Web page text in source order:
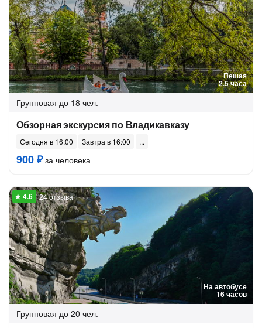
Пешая
2.5 часа
Групповая до 18 чел.
Обзорная экскурсия по Владикавказу
Сегодня в 16:00 Завтра в 16:00
900 ₽за человека
На автобусе
16 часов
24 отзыва
Групповая до 20 чел.